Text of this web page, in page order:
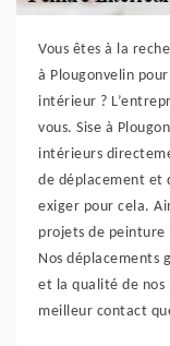
Vous êtes à la
à Plougonvelin
intérieur ?
vous. Sise à
intérieurs
de déplacement et
exiger pour cela.
projets de peinture
Nos déplacements
et la qualité de
meilleur contact